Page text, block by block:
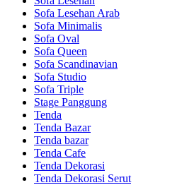
Sofa Lesehan Arab
Sofa Minimalis
Sofa Oval
Sofa Queen
Sofa Scandinavian
Sofa Studio
Sofa Triple
Stage Panggung
Tenda
Tenda Bazar
Tenda bazar
Tenda Cafe
Tenda Dekorasi
Tenda Dekorasi Serut